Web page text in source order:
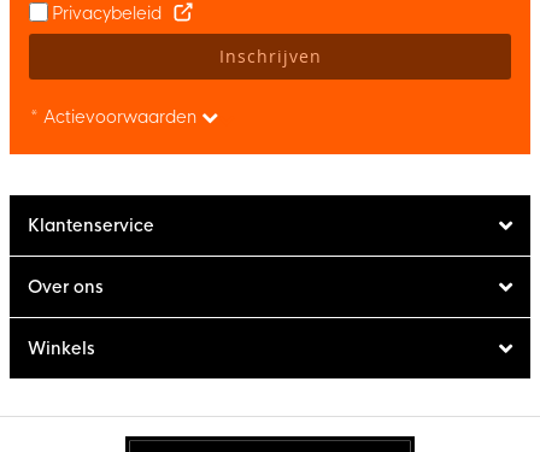
Privacybeleid
Inschrijven
* Actievoorwaarden
Klantenservice
Over ons
Winkels